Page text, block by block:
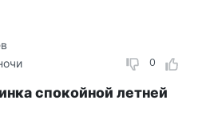
0
спокойной летней